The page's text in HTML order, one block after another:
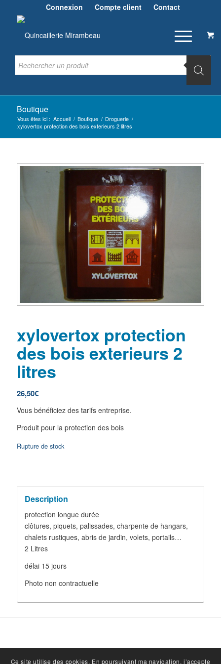
Connexion Compte client Contact
Boutique
Vous êtes ici : Accueil / Boutique / Droguerie /
xylovertox protection des bois exterieurs 2 litres
xylovertox protection
des bois exterieurs 2
litres
26,50€
Vous bénéficiez des tarifs entreprise.
Produit pour la protection des bois
Rupture de stock
Description
protection longue durée
clôtures, piquets, palissades, charpente de hangars,
chalets rustiques, abris de jardin, volets, portails…
2 Litres
délai 15 jours
Photo non contractuelle
Ce site utilise des cookies. En poursuivant ma navigation, j’accepte